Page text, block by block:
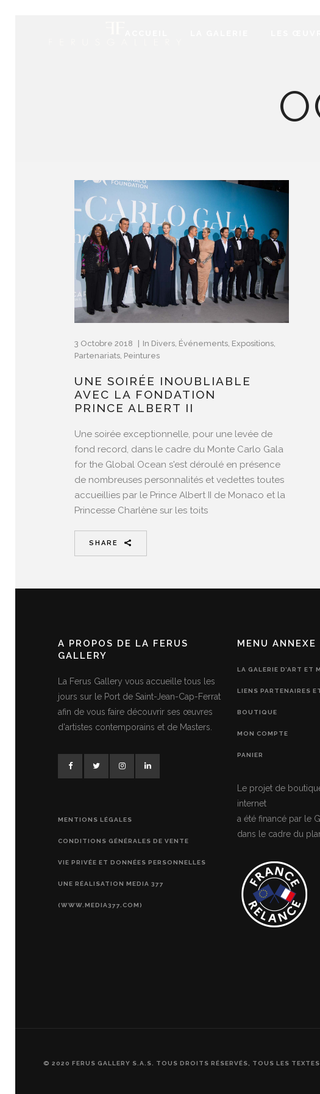
3 Octobre 2018 In Divers, Événements, Expositions,
Partenariats, Peintures
UNE SOIRÉE INOUBLIABLE
AVEC LA FONDATION
PRINCE ALBERT II
Une soirée exceptionnelle, pour une levée de
fond record, dans le cadre du Monte Carlo Gala
for the Global Ocean s'est déroulé en présence
de nombreuses personnalités et vedettes toutes
accueillies par le Prince Albert II de Monaco et la
Princesse Charlène sur les toits
SHARE
A PROPOS DE LA FERUS
GALLERY
La Ferus Gallery vous accueille tous les
jours sur le Port de Saint-Jean-Cap-Ferrat
afin de vous faire découvrir ses œuvres
d'artistes contemporains et de Masters.
MENTIONS LÉGALES
CONDITIONS GÉNÉRALES DE VENTE
VIE PRIVÉE ET DONNÉES PERSONNELLES
UNE RÉALISATION MEDIA 377
(WWW.MEDIA377.COM)
MENU ANNEXE
LA GALERIE D’ART ET
LIENS PARTENAIRES
BOUTIQUE
MON COMPTE
PANIER
Le projet de
internet
a été financé par le
dans le cadre du
© 2020 FERUS GALLERY S.A.S. TOUS DROITS RÉSERVÉS, TOUS LES